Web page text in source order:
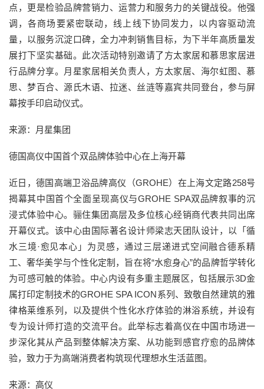
点，更是检验品牌营销力、运营力和服务力的关键战役。他强
调，各商场要紧密联动，线上线下协同发力，以内容驱动流
量，以服务沉淀口碑，全力冲刺销售目标，为下半年高质量发
展打下坚实基础。此次活动特别邀请了方太家居和慕思家居进
行品牌分享。月星家居相关负责人，方太家居、海尔虹图、慕
思、梦百合、源氏木语、拉迷、丝涟等嘉宾共同登台，参与屏
幕按手印启动仪式。
来源：月星集团
德国高仪中国首个双品牌体验中心在上海开幕
近日，德国高端卫浴品牌高仪（GROHE）在上海文定路258号
揭幕其中国首个全面呈现高仪与GROHE SPA双品牌叙事的沉
浸式体验中心。骊住集团高层及多位核心经销商代表共同出席
开幕仪式。该中心由国际著名设计师梁志天团队设计，以「循
水三境·愈见本心」为灵感，通过三层递进式空间融合德系精
工、奢华美学与个性化定制，旨在将“水愈身心”的品牌哲学转化
为可感可触的体验。中心内设有多重主题展区，包括展示3D金
属打印定制技术的GROHE SPA ICON系列、致敬自然建筑的雅
律格莱维系列，以及提供个性化水疗体验的淋浴系统，并设有
专为设计师打造的交流平台。此举标志着高仪在中国市场进一
步深化其从产品到整体解决方案、从功能到感官疗愈的品牌体
验，致力于为高端消费者构筑现代理想水生活蓝图。
来源：高仪